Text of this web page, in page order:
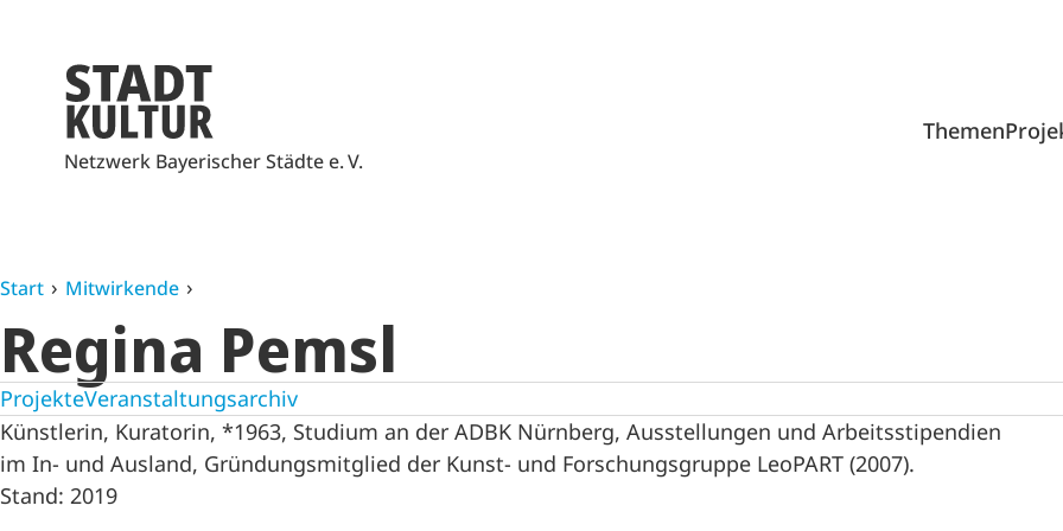
Netzwerk Bayerischer Städte e. V.
Themen
Start Mitwirkende
Regina Pemsl
ProjekteVeranstaltungsarchiv
Künstlerin, Kuratorin, *1963, Studium an der ADBK Nürnberg, Ausstellungen und Arbeitsstipendien
im In- und Ausland, Gründungsmitglied der Kunst- und Forschungsgruppe LeoPART (2007).
Stand: 2019